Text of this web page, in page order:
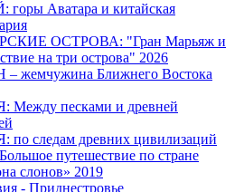
Аватара и китайская
ОСТРОВА: "Гран Марьяж и
на три острова" 2026
жемчужина Ближнего Востока
песками и древней
следам древних цивилизаций
путешествие по стране
слонов» 2019
- Приднестровье